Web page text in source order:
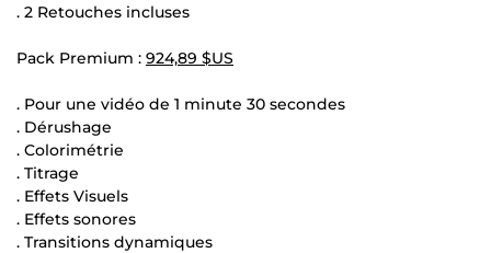
. 2 Retouches incluses
Pack Premium : 924,89 $US
. Pour une vidéo de 1 minute 30 secondes
. Dérushage
. Colorimétrie
. Titrage
. Effets Visuels
. Effets sonores
. Transitions dynamiques